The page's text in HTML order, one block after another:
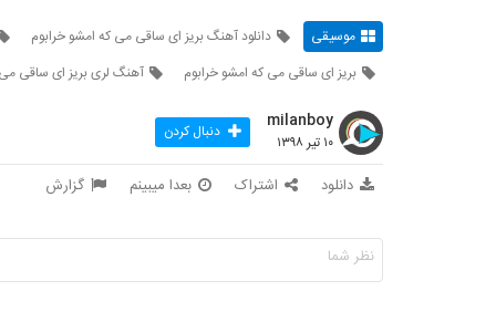
موسیقی
دانلود آهنگ بریز ای ساقی می که امشو خرابوم
بریز ای ساقی می که امشو خرابوم
آهنگ لری بریز ای ساقی
milanboy
۱۰ تیر ۱۳۹۸ دنبال کردن
دانلود اشتراک بعدا میبینم گزارش